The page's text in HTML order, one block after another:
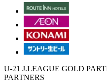
U-21 J.LEAGUE GOLD
PARTNERS